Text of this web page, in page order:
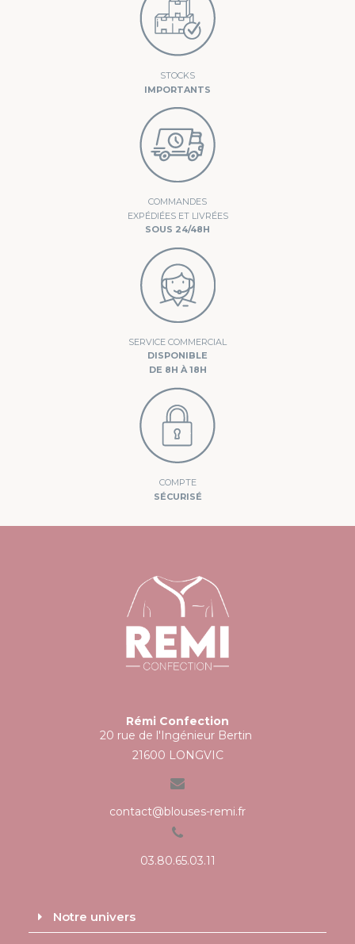
STOCKS
IMPORTANTS
COMMANDES
EXPÉDIÉES ET LIVRÉES
SOUS 24/48H
SERVICE COMMERCIAL
DISPONIBLE
DE 8H À 18H
COMPTE
SÉCURISÉ
Rémi Confection
20 rue de l'Ingénieur Bertin
21600 LONGVIC
contact@blouses-remi.fr
03.80.65.03.11
Notre univers